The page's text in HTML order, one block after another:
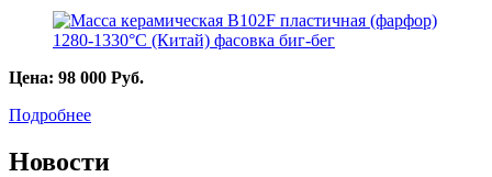
Цена: 98 000 Руб.
Подробнее
Новости